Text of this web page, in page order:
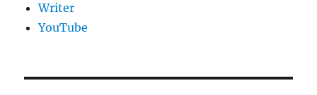
Writer
YouTube